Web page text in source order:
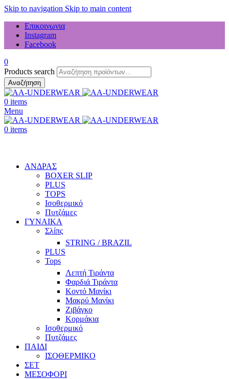
Skip to navigation Skip to main content
Επικοινωνια
Instagram
Facebook
0
Products search
Αναζήτηση
0 items
Menu
0 items
ΑΝΔΡΑΣ
BOXER SLIP
PLUS
TOPS
Ισοθερμικό
Πυτζάμες
ΓΥΝΑΙΚΑ
Σλίπς
STRING / BRAZIL
PLUS
Tops
Λεπτή Τιράντα
Φαρδιά Τιράντα
Κοντό Μανίκι
Μακρύ Μανίκι
Ζιβάγκο
Κορμάκια
Ισοθερμικό
Πυτζάμες
ΠΑΙΔΙ
ΙΣΟΘΕΡΜΙΚΟ
ΣΕΤ
ΜΕΣΟΦΟΡΙ